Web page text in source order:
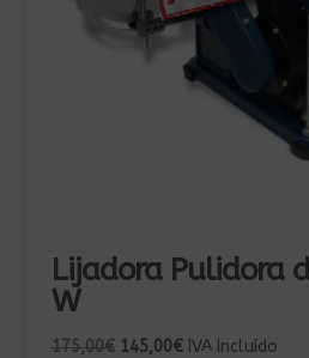
Lijadora Pulidora
W
175,00€ El
145,00€ElIVA Incluído